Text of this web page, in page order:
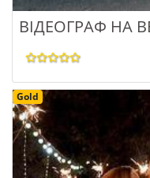
ВІДЕОГРАФ НА
Gold